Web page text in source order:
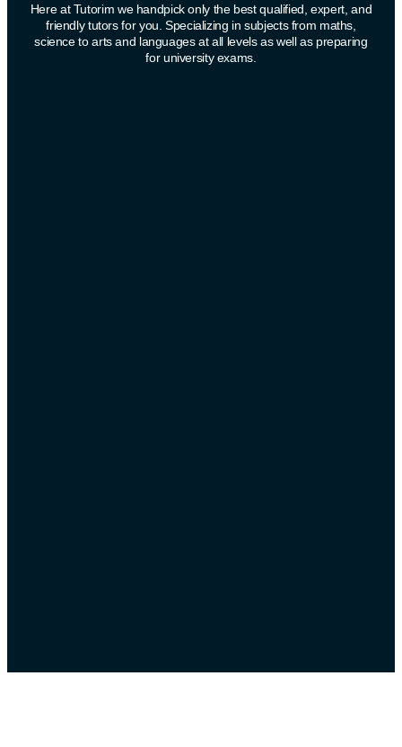
Here at Tutorim we handpick only the best qualified, expert, and
friendly tutors for you. Specializing in subjects from maths,
science to arts and languages at all levels as well as preparing
for university exams.